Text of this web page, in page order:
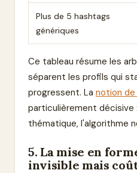
Plus de 5 hashtags
génériques
Ce tableau résume les
séparent les profils qui
progressent. La notion de
particulièrement décisive
thématique, l'algorithme
5. La mise en
invisible mais